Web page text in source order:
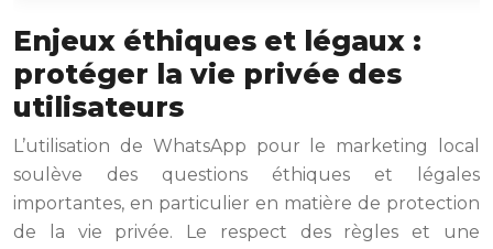
Enjeux éthiques et légaux :
protéger la vie privée des
utilisateurs
L’utilisation de WhatsApp pour le marketing local
soulève des questions éthiques et légales
importantes, en particulier en matière de protection
de la vie privée. Le respect des règles et une